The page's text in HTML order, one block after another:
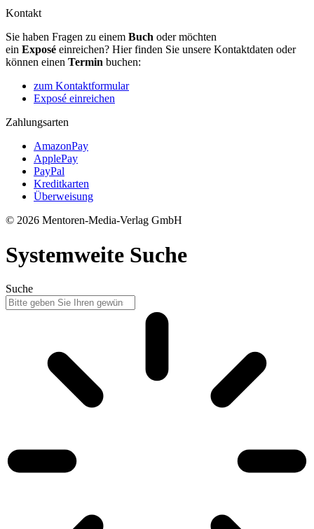
Kontakt
Sie haben Fragen zu einem Buch oder möchten
ein Exposé einreichen? Hier finden Sie unsere Kontaktdaten oder
können einen Termin buchen:
zum Kontaktformular
Exposé einreichen
Zahlungsarten
AmazonPay
ApplePay
PayPal
Kreditkarten
Überweisung
© 2026 Mentoren-Media-Verlag GmbH
Systemweite Suche
Suche